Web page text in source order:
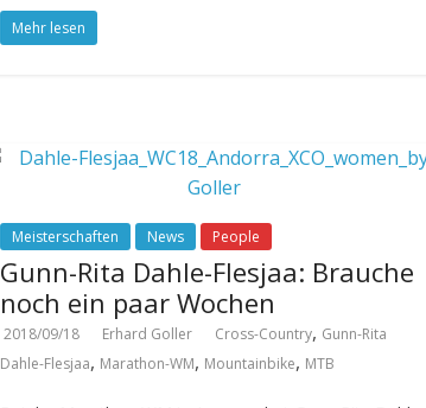
Mehr lesen
Meisterschaften News People
Gunn-Rita Dahle-Flesjaa: Brauche
noch ein paar Wochen
2018/09/18 Erhard Goller Cross-Country, Gunn-Rita
Dahle-Flesjaa, Marathon-WM, Mountainbike, MTB